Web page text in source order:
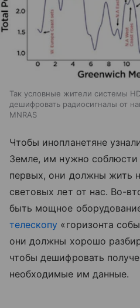
Так условные жители системы
дешифровать радиосигналы от
MNRAS
Чтобы инопланетяне
Земле, им нужно соблюсти
первых, они должны жить
световых лет от нас. Во-
быть мощное
телескопу «горизонта
они должны хорошо
чтобы дешифровать
необходимые им данные.